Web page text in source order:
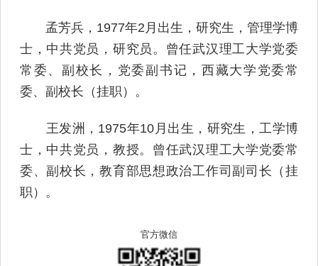
孟芳兵，1977年2月出生，研究生，管理学博
士，中共党员，研究员。曾任武汉理工大学党委
常委、副校长，党委副书记，西藏大学党委常
委、副校长（挂职）。
王发洲，1975年10月出生，研究生，工学博
士，中共党员，教授。曾任武汉理工大学党委常
委、副校长，教育部思想政治工作司副司长（挂
职）。
官方微信